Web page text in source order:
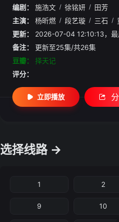
编剧：
施浩文 / 徐铭妍 / 田芳
主演：
杨昕燃 / 段艺璇 / 三石 /
更新：
2026-07-04 12:10:13，最
备注：
更新至25集/共26集
豆瓣：
择天记
评分：
立即播放
选择线路 →
1 2
9 10